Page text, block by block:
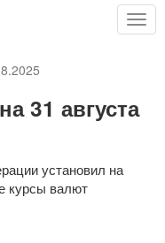
31 августа
установил на
курсы валют